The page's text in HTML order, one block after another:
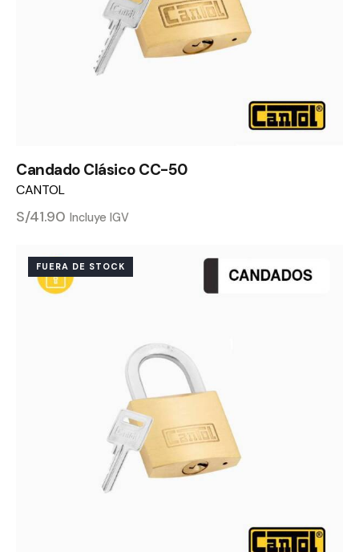
Candado Clásico CC-50
CANTOL
S/41.90 Incluye IGV
FUERA DE STOCK